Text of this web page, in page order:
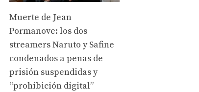
Muerte de Jean
Pormanove: los dos
streamers Naruto y Safine
condenados a penas de
prisión suspendidas y
“prohibición digital”